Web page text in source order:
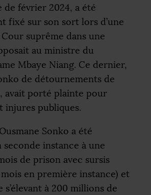
février 2024, a été
fixé sur son sort lors d’une
suprême dans une
au ministre du
Mbaye Niang. Ce dernier,
de détournements de
avait porté plainte pour
injures publiques.
Sonko a été
seconde instance à une
de prison avec sursis
en première instance) et
s’élevant à 200 millions de